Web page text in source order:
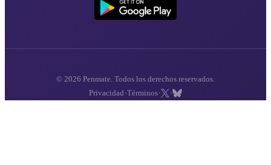
© 2026 Penmate. Todos los derechos reservados.
Privacidad ·Términos· ·